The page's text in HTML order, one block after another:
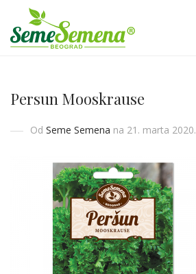
Persun Mooskrause
Od Seme Semena na 21. marta 2020.